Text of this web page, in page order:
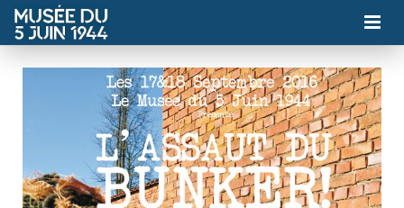
MUSÉE
ASSOCIATION
ACTUALITÉS
VISITES